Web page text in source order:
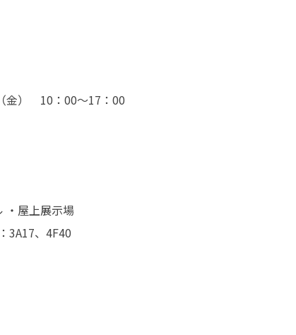
金） 10：00～17：00
・屋上展示場
3A17、4F40